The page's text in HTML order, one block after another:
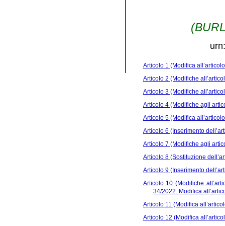
Articolo 1 (Modifica
Articolo 2 (Modifiche
Articolo 3 (Modifiche
Articolo 4 (Modifiche agli
Articolo 5 (Modifica
Articolo 6 (Inserimento
Articolo 7 (Modifiche agli
Articolo 8 (Sostituzione
Articolo 9 (Inserimento
Articolo 10 (Modifiche
34/2022. Modifica
Articolo 11 (Modifica
Articolo 12 (Modifica